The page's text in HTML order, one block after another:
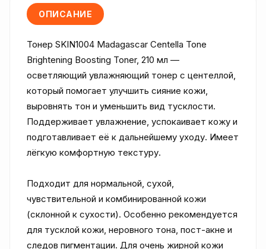
ОПИСАНИЕ
Тонер SKIN1004 Madagascar Centella Tone
Brightening Boosting Toner, 210 мл —
осветляющий увлажняющий тонер с центеллой,
который помогает улучшить сияние кожи,
выровнять тон и уменьшить вид тусклости.
Поддерживает увлажнение, успокаивает кожу и
подготавливает её к дальнейшему уходу. Имеет
лёгкую комфортную текстуру.
Подходит для нормальной, сухой,
чувствительной и комбинированной кожи
(склонной к сухости). Особенно рекомендуется
для тусклой кожи, неровного тона, пост-акне и
следов пигментации. Для очень жирной кожи